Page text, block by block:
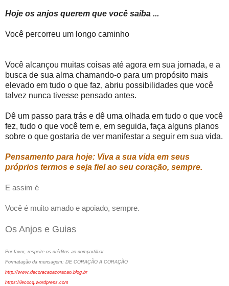
Hoje os anjos querem que você saiba ...
Você percorreu um longo caminho
Você alcançou muitas coisas até agora em sua jornada, e a
busca de sua alma chamando-o para um propósito mais
elevado em tudo o que faz, abriu possibilidades que você
talvez nunca tivesse pensado antes.
Dê um passo para trás e dê uma olhada em tudo o que você
fez, tudo o que você tem e, em seguida, faça alguns planos
sobre o que gostaria de ver manifestar a seguir em sua vida.
Pensamento para hoje: Viva a sua vida em seus
próprios termos e seja fiel ao seu coração, sempre.
E assim é
Você é muito amado e apoiado, sempre.
Os Anjos e Guias
Por favor, respeite os créditos ao compartilhar
Formatação da mensagem: DE CORAÇÃO A CORAÇÃO
http://www.decoracaoacoracao.blog.br
https://lecocq.wordpress.com